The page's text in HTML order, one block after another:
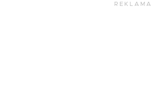
REKLAMA